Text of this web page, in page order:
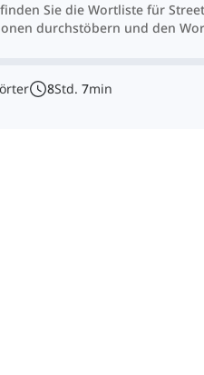
Sie die Wortliste für
durchstöbern und den
8Std. 7min